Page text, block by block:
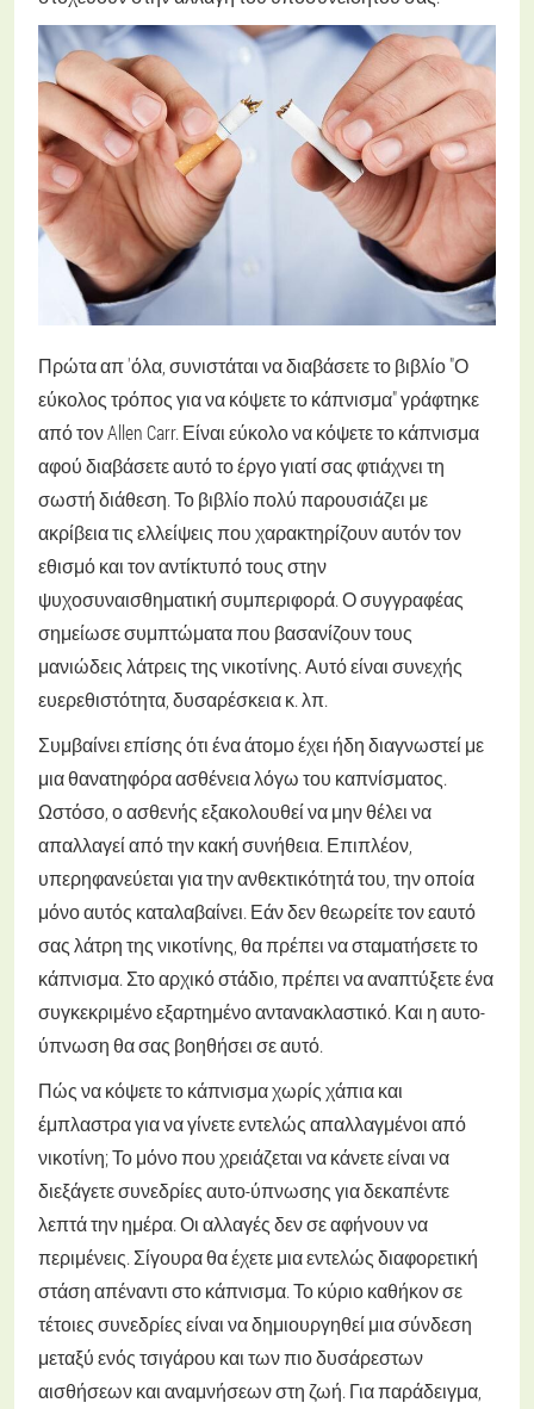
Πρώτα απ 'όλα, συνιστάται να διαβάσετε το βιβλίο "Ο
εύκολος τρόπος για να κόψετε το κάπνισμα" γράφτηκε
από τον Allen Carr. Είναι εύκολο να κόψετε το κάπνισμα
αφού διαβάσετε αυτό το έργο γιατί σας φτιάχνει τη
σωστή διάθεση. Το βιβλίο πολύ παρουσιάζει με
ακρίβεια τις ελλείψεις που χαρακτηρίζουν αυτόν τον
εθισμό και τον αντίκτυπό τους στην
ψυχοσυναισθηματική συμπεριφορά. Ο συγγραφέας
σημείωσε συμπτώματα που βασανίζουν τους
μανιώδεις λάτρεις της νικοτίνης. Αυτό είναι συνεχής
ευερεθιστότητα, δυσαρέσκεια κ. λπ.
Συμβαίνει επίσης ότι ένα άτομο έχει ήδη διαγνωστεί με
μια θανατηφόρα ασθένεια λόγω του καπνίσματος.
Ωστόσο, ο ασθενής εξακολουθεί να μην θέλει να
απαλλαγεί από την κακή συνήθεια. Επιπλέον,
υπερηφανεύεται για την ανθεκτικότητά του, την οποία
μόνο αυτός καταλαβαίνει. Εάν δεν θεωρείτε τον εαυτό
σας λάτρη της νικοτίνης, θα πρέπει να σταματήσετε το
κάπνισμα. Στο αρχικό στάδιο, πρέπει να αναπτύξετε ένα
συγκεκριμένο εξαρτημένο αντανακλαστικό. Και η αυτο-
ύπνωση θα σας βοηθήσει σε αυτό.
Πώς να κόψετε το κάπνισμα χωρίς χάπια και
έμπλαστρα για να γίνετε εντελώς απαλλαγμένοι από
νικοτίνη; Το μόνο που χρειάζεται να κάνετε είναι να
διεξάγετε συνεδρίες αυτο-ύπνωσης για δεκαπέντε
λεπτά την ημέρα. Οι αλλαγές δεν σε αφήνουν να
περιμένεις. Σίγουρα θα έχετε μια εντελώς διαφορετική
στάση απέναντι στο κάπνισμα. Το κύριο καθήκον σε
τέτοιες συνεδρίες είναι να δημιουργηθεί μια σύνδεση
μεταξύ ενός τσιγάρου και των πιο δυσάρεστων
αισθήσεων και αναμνήσεων στη ζωή. Για παράδειγμα,